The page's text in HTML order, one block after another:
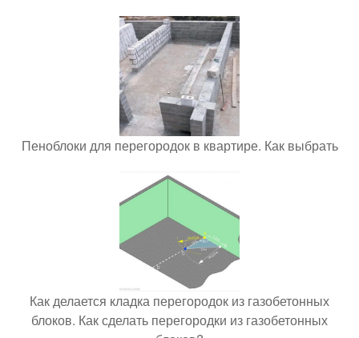
Пеноблоки для перегородок в квартире. Как выбрать
Как делается кладка перегородок из газобетонных
блоков. Как сделать перегородки из газобетонных